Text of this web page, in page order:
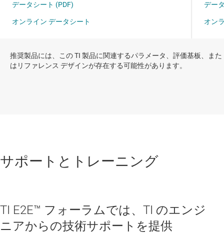
推奨製品には、この TI 製品に関連するパラメータ、評価基板、また
はリファレンス デザインが存在する可能性があります。
サポートとトレーニング
TI E2E™ フォーラムでは、TI のエンジ
ニアからの技術サポートを提供